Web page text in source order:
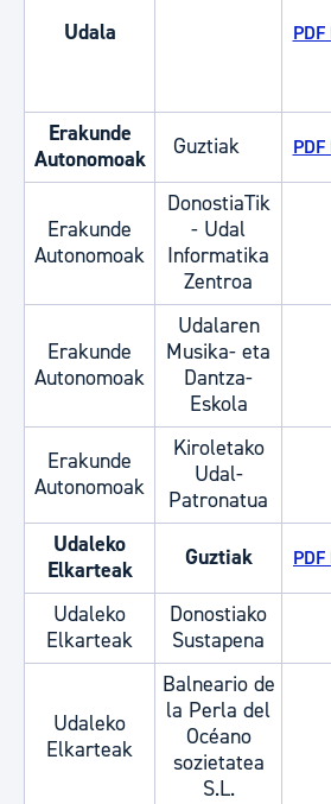
Udala
Erakunde
Autonomoak
Guztiak
Erakunde
Autonomoak
DonostiaTik
- Udal
Informatika
Zentroa
Erakunde
Autonomoak
Udalaren
Musika- eta
Dantza-
Eskola
Erakunde
Autonomoak
Kiroletako
Udal-
Patronatua
Udaleko
Elkarteak
Guztiak
Udaleko
Elkarteak
Donostiako
Sustapena
Udaleko
Elkarteak
Balneario de
la Perla del
Océano
sozietatea
S.L.